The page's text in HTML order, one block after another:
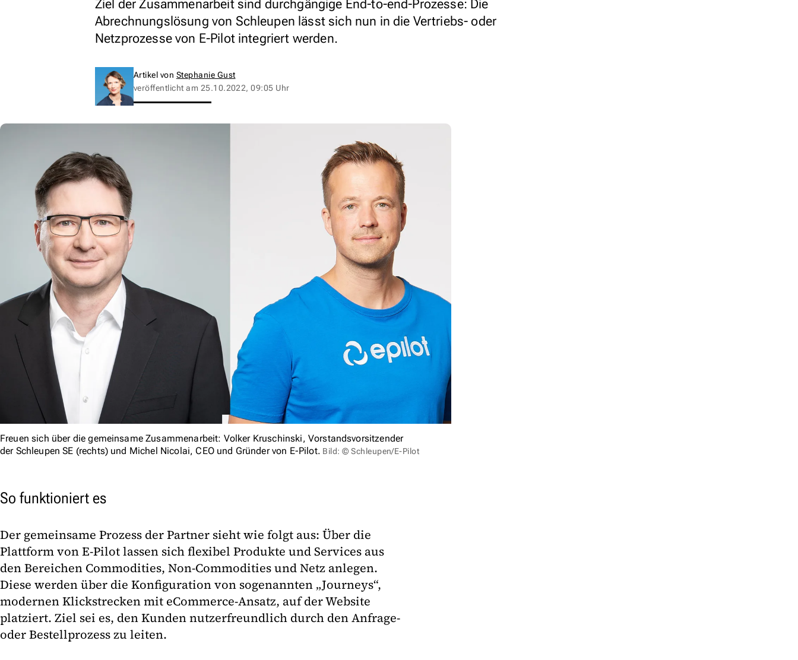
Ziel der Zusammenarbeit sind durchgängige End-to-end-Prozesse: Die
Abrechnungslösung von Schleupen lässt sich nun in die Vertriebs- oder
Netzprozesse von E-Pilot integriert werden.
Artikel von Stephanie Gust
veröffentlicht am 25.10.2022, 09:05 Uhr
Freuen sich über die gemeinsame Zusammenarbeit: Volker Kruschinski, Vorstandsvorsitzender
der Schleupen SE (rechts) und Michel Nicolai, CEO und Gründer von E-Pilot. Bild: © Schleupen/E-Pilot
So funktioniert es
Der gemeinsame Prozess der Partner sieht wie folgt aus: Über die
Plattform von E-Pilot lassen sich flexibel Produkte und Services aus
den Bereichen Commodities, Non-Commodities und Netz anlegen.
Diese werden über die Konfiguration von sogenannten „Journeys“,
modernen Klickstrecken mit eCommerce-Ansatz, auf der Website
platziert. Ziel sei es, den Kunden nutzerfreundlich durch den Anfrage-
oder Bestellprozess zu leiten.